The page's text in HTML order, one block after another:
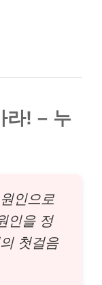
라! – 누
인으로
인을 정
첫걸음